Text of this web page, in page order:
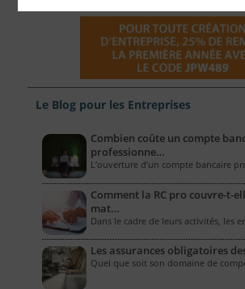
Le Blog pour les Entreprises
Combien coûte un compte
professionne…
L’ouverture d’un compte bancaire
Comment la RC pro couvre-t-
mat…
Dans le cadre de leurs activités, les
Les assurances obligatoires
Quel que soit son domaine de